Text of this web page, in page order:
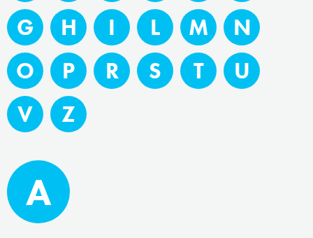
G
H I L M
N
O
P R S T
U
V
Z
A